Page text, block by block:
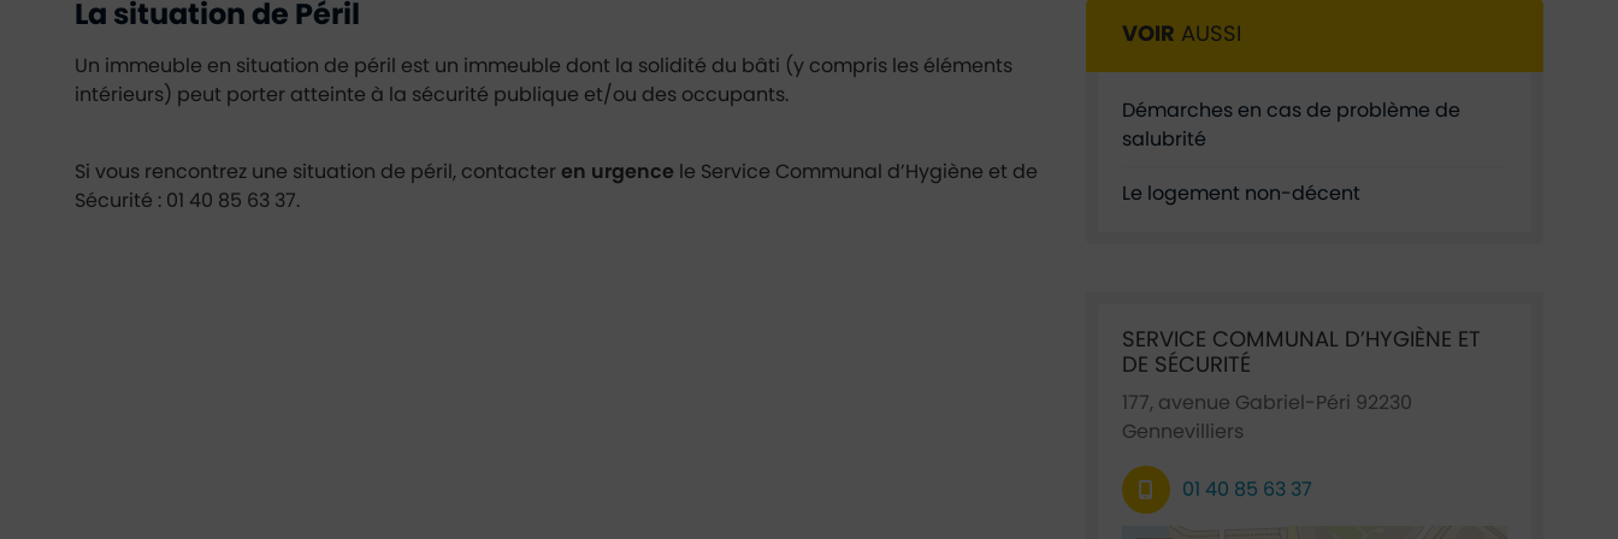
La situation de Péril
Un immeuble en situation de péril est un immeuble dont la solidité du bâti (y compris les éléments
intérieurs) peut porter atteinte à la sécurité publique et/ou des occupants.
Si vous rencontrez une situation de péril, contacter en urgence le Service Communal d’Hygiène et de
Sécurité : 01 40 85 63 37.
VOIR AUSSI
Démarches en cas de problème de
salubrité
Le logement non-décent
SERVICE COMMUNAL D’HYGIÈNE ET
DE SÉCURITÉ
177, avenue Gabriel-Péri 92230
Gennevilliers
01 40 85 63 37
48.921635,2.295022